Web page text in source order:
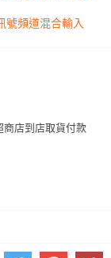
頻道混合輸入
商店到店取貨付款